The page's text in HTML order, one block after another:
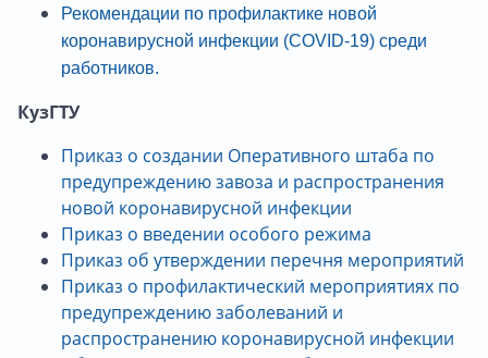
Рекомендации по профилактике новой
коронавирусной инфекции (СОVID-19) среди
работников.
КузГТУ
Приказ о создании Оперативного штаба по
предупреждению завоза и распространения
новой коронавирусной инфекции
Приказ о введении особого режима
Приказ об утверждении перечня мероприятий
Приказ о профилактический мероприятиях по
предупреждению заболеваний и
распространению коронавирусной инфекции